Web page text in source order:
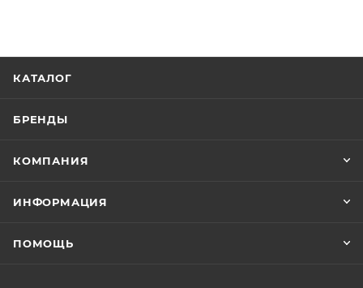
КАТАЛОГ
БРЕНДЫ
КОМПАНИЯ
ИНФОРМАЦИЯ
ПОМОЩЬ